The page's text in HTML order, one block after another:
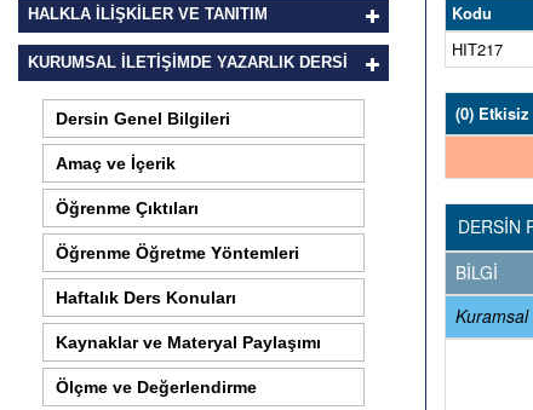
HALKLA İLIŞKILER VE TANITIM
KURUMSAL İLETİŞİMDE YAZARLIK DERSI
Dersin Genel Bilgileri
Amaç ve İçerik
Öğrenme Çıktıları
Öğrenme Öğretme Yöntemleri
Haftalık Ders Konuları
Kaynaklar ve Materyal Paylaşımı
Ölçme ve Değerlendirme
Kodu
HIT217
(0) Etkisiz
DERSİN
BİLGİ
Kuramsal